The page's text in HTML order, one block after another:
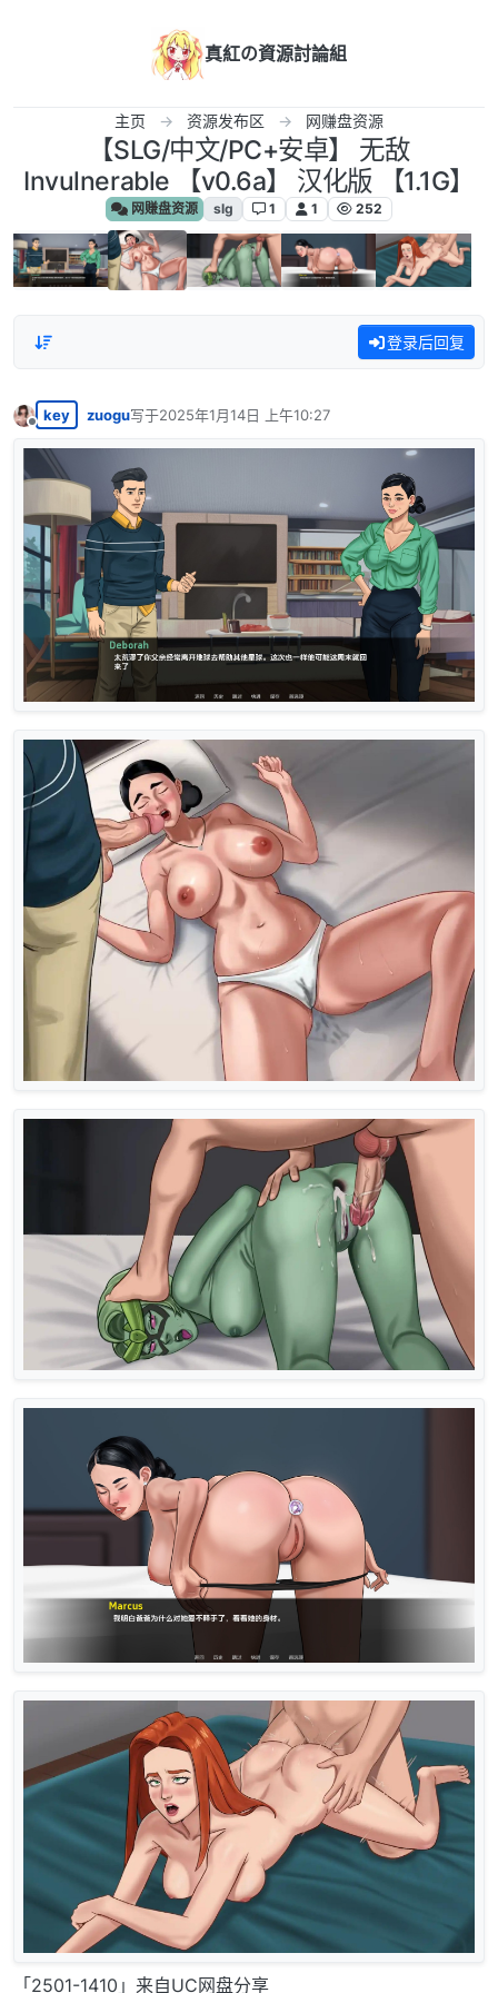
真紅の資源討論組
主页 资源发布区 网赚盘资源
【SLG/中文/PC+安卓】 无敌
Invulnerable 【v0.6a】 汉化版 【1.1G】
网赚盘资源 slg 1 1 252
登录后回复
离线
key zuogu写于2025年1月14日 上午10:27
最后由 编辑
「2501-1410」来自UC网盘分享